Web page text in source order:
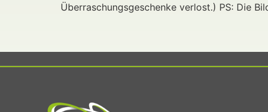
Überraschungsgeschenke verlost.) PS: Die